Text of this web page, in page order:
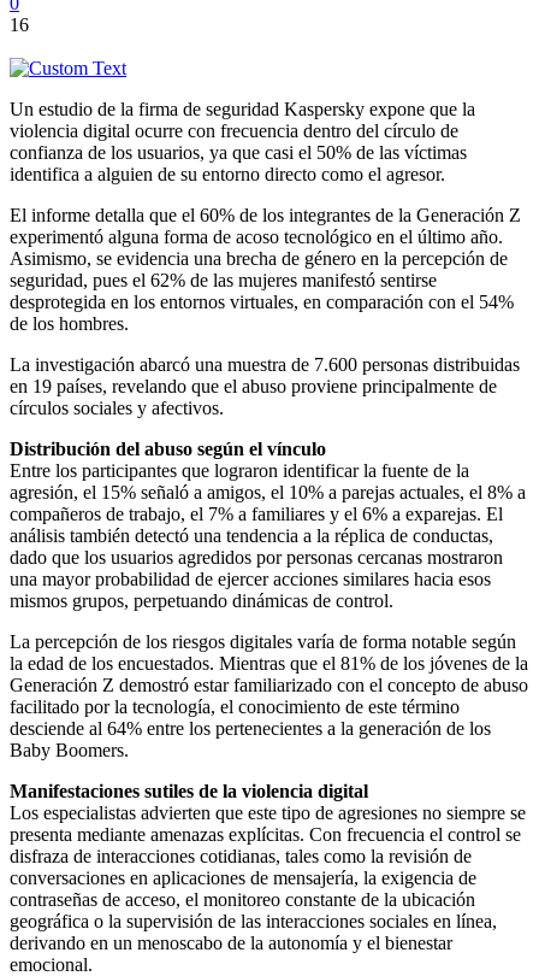
16
Un estudio de la firma de seguridad Kaspersky expone que la
violencia digital ocurre con frecuencia dentro del círculo de
confianza de los usuarios, ya que casi el 50% de las víctimas
identifica a alguien de su entorno directo como el agresor.
El informe detalla que el 60% de los integrantes de la Generación Z
experimentó alguna forma de acoso tecnológico en el último año.
Asimismo, se evidencia una brecha de género en la percepción de
seguridad, pues el 62% de las mujeres manifestó sentirse
desprotegida en los entornos virtuales, en comparación con el 54%
de los hombres.
La investigación abarcó una muestra de 7.600 personas distribuidas
en 19 países, revelando que el abuso proviene principalmente de
círculos sociales y afectivos.
Distribución del abuso según el vínculo
Entre los participantes que lograron identificar la fuente de la
agresión, el 15% señaló a amigos, el 10% a parejas actuales, el 8% a
compañeros de trabajo, el 7% a familiares y el 6% a exparejas. El
análisis también detectó una tendencia a la réplica de conductas,
dado que los usuarios agredidos por personas cercanas mostraron
una mayor probabilidad de ejercer acciones similares hacia esos
mismos grupos, perpetuando dinámicas de control.
La percepción de los riesgos digitales varía de forma notable según
la edad de los encuestados. Mientras que el 81% de los jóvenes de la
Generación Z demostró estar familiarizado con el concepto de abuso
facilitado por la tecnología, el conocimiento de este término
desciende al 64% entre los pertenecientes a la generación de los
Baby Boomers.
Manifestaciones sutiles de la violencia digital
Los especialistas advierten que este tipo de agresiones no siempre se
presenta mediante amenazas explícitas. Con frecuencia el control se
disfraza de interacciones cotidianas, tales como la revisión de
conversaciones en aplicaciones de mensajería, la exigencia de
contraseñas de acceso, el monitoreo constante de la ubicación
geográfica o la supervisión de las interacciones sociales en línea,
derivando en un menoscabo de la autonomía y el bienestar
emocional.